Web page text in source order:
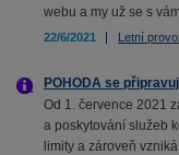
webu a my už se s
22/6/2021 Letní
POHODA se
Od 1. července 2021
a poskytování služeb
limity a zároveň